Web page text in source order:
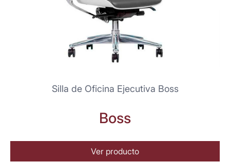
Silla de Oficina Ejecutiva Boss
Boss
Ver producto